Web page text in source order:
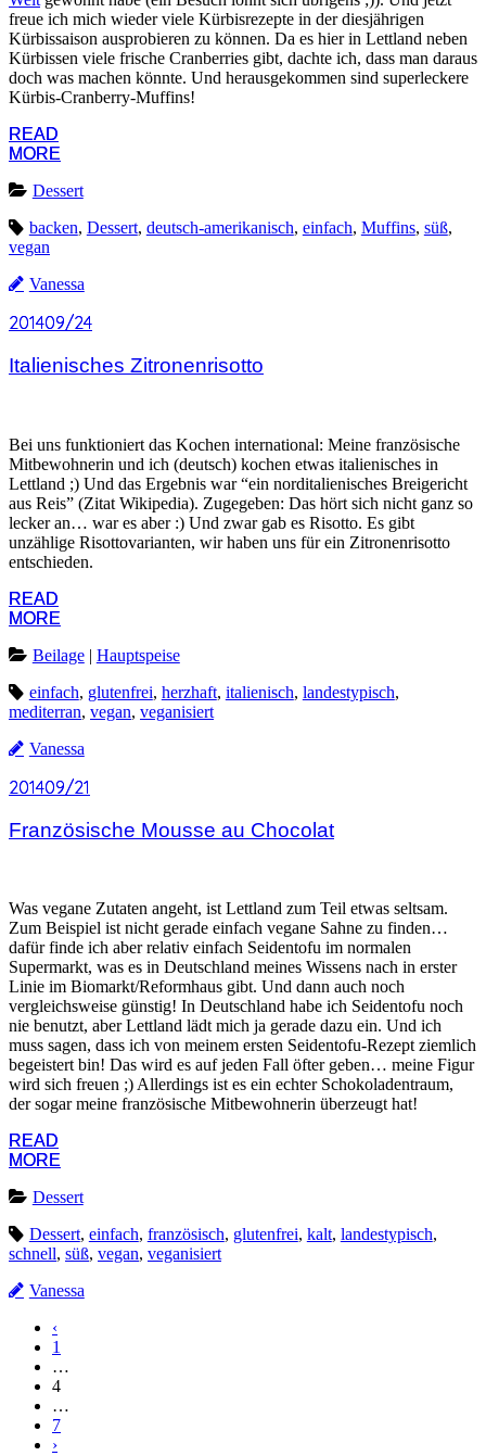
freue ich mich wieder viele Kürbisrezepte in der diesjährigen
Kürbissaison ausprobieren zu können. Da es hier in Lettland neben
Kürbissen viele frische Cranberries gibt, dachte ich, dass man daraus
doch was machen könnte. Und herausgekommen sind superleckere
Kürbis-Cranberry-Muffins!
READ
MORE
READ
MORE
Dessert
backen, Dessert, deutsch-amerikanisch, einfach, Muffins, süß,
vegan
Vanessa
201409/24
201409/24
Italienisches Zitronenrisotto
Bei uns funktioniert das Kochen international: Meine französische
Mitbewohnerin und ich (deutsch) kochen etwas italienisches in
Lettland ;) Und das Ergebnis war “ein norditalienisches Breigericht
aus Reis” (Zitat Wikipedia). Zugegeben: Das hört sich nicht ganz so
lecker an… war es aber :) Und zwar gab es Risotto. Es gibt
unzählige Risottovarianten, wir haben uns für ein Zitronenrisotto
entschieden.
READ
MORE
READ
MORE
Beilage| Hauptspeise
einfach, glutenfrei, herzhaft, italienisch, landestypisch,
mediterran, vegan, veganisiert
Vanessa
201409/21
201409/21
Französische Mousse au Chocolat
Was vegane Zutaten angeht, ist Lettland zum Teil etwas seltsam.
Zum Beispiel ist nicht gerade einfach vegane Sahne zu finden…
dafür finde ich aber relativ einfach Seidentofu im normalen
Supermarkt, was es in Deutschland meines Wissens nach in erster
Linie im Biomarkt/Reformhaus gibt. Und dann auch noch
vergleichsweise günstig! In Deutschland habe ich Seidentofu noch
nie benutzt, aber Lettland lädt mich ja gerade dazu ein. Und ich
muss sagen, dass ich von meinem ersten Seidentofu-Rezept ziemlich
begeistert bin! Das wird es auf jeden Fall öfter geben… meine Figur
wird sich freuen ;) Allerdings ist es ein echter Schokoladentraum,
der sogar meine französische Mitbewohnerin überzeugt hat!
READ
MORE
READ
MORE
Dessert
Dessert, einfach, französisch, glutenfrei, kalt, landestypisch,
schnell, süß, vegan, veganisiert
Vanessa
‹
1
…
4
…
7
›